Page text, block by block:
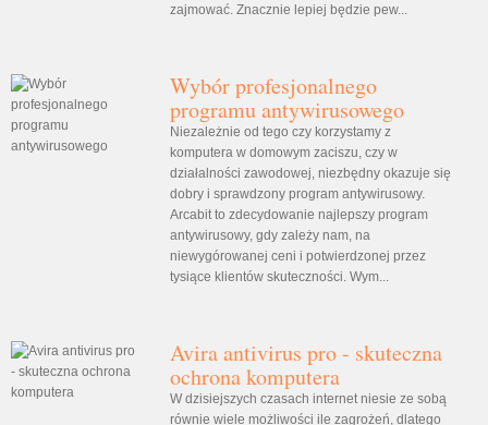
zajmować. Znacznie lepiej będzie pew...
Wybór profesjonalnego
programu antywirusowego
Niezależnie od tego czy korzystamy z
komputera w domowym zaciszu, czy w
działalności zawodowej, niezbędny okazuje się
dobry i sprawdzony program antywirusowy.
Arcabit to zdecydowanie najlepszy program
antywirusowy, gdy zależy nam, na
niewygórowanej ceni i potwierdzonej przez
tysiące klientów skuteczności. Wym...
Avira antivirus pro - skuteczna
ochrona komputera
W dzisiejszych czasach internet niesie ze sobą
równie wiele możliwości ile zagrożeń, dlatego